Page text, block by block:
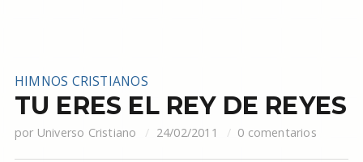
HIMNOS CRISTIANOS
TU ERES EL REY DE REYES
por Universo Cristiano 24/02/2011 0 comentarios